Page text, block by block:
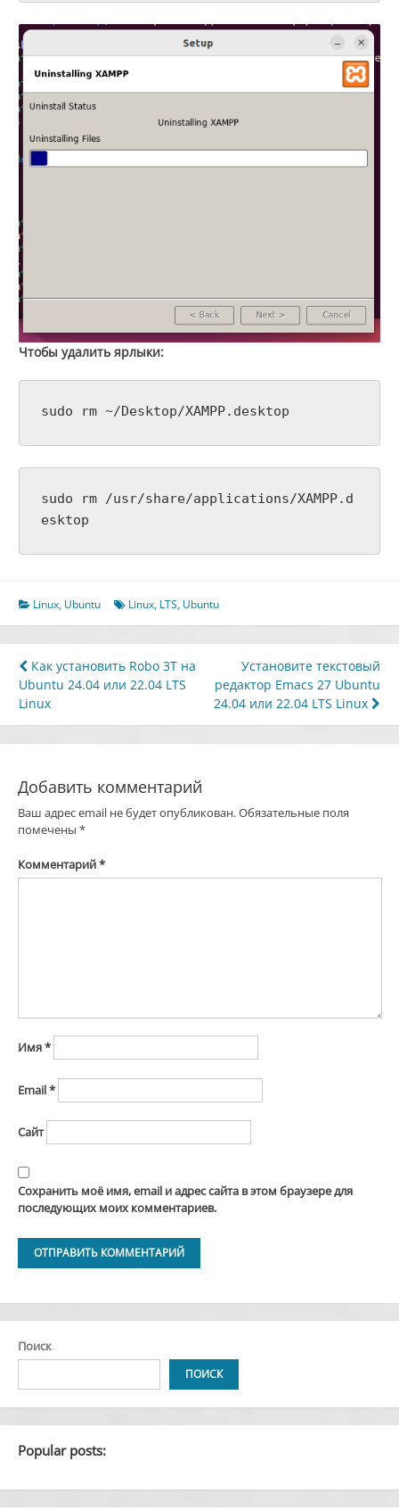
Чтобы удалить ярлыки:
sudo rm ~/Desktop/XAMPP.desktop
sudo rm /usr/share/applications/XAMPP.d
esktop
Linux, Ubuntu Linux, LTS, Ubuntu
Навигация
по
записям
Как установить Robo 3T на
Ubuntu 24.04 или 22.04 LTS
Linux
Установите текстовый
редактор Emacs 27 Ubuntu
24.04 или 22.04 LTS Linux
Добавить комментарий
Ваш адрес email не будет опубликован.Обязательные поля
помечены *
Комментарий*
Имя*
Email*
Сайт
Сохранить моё имя, email и адрес сайта в этом браузере для
последующих моих комментариев.
Поиск
ПОИСК
Popular posts: